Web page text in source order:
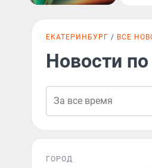
ЕКАТЕРИНБУРГ ВСЕ
Новости
ГОРОД